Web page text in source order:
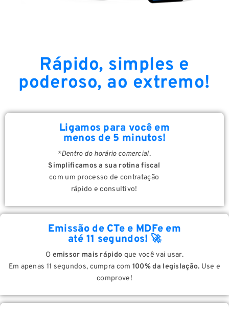
Rápido, simples e
poderoso, ao extremo!
Ligamos para você em
menos de 5 minutos!
*Dentro do horário comercial.
Simplificamos a sua rotina fiscal
com um processo de contratação
rápido e consultivo!
Emissão de CTe e MDFe em
até 11 segundos! 🚀
O emissor mais rápido que você vai usar.
Em apenas 11 segundos, cumpra com 100% da legislação. Use e
comprove!